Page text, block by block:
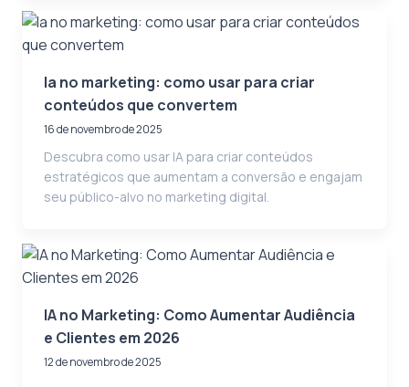
Ia no marketing: como usar para criar
conteúdos que convertem
16 de novembro de 2025
Descubra como usar IA para criar conteúdos
estratégicos que aumentam a conversão e engajam
seu público-alvo no marketing digital.
IA no Marketing: Como Aumentar Audiência
e Clientes em 2026
12 de novembro de 2025